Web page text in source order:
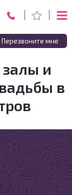
Перезвоните мне
и
в